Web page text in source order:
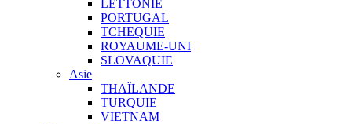
LETTONIE
PORTUGAL
TCHEQUIE
ROYAUME-UNI
SLOVAQUIE
Asie
THAÏLANDE
TURQUIE
VIETNAM